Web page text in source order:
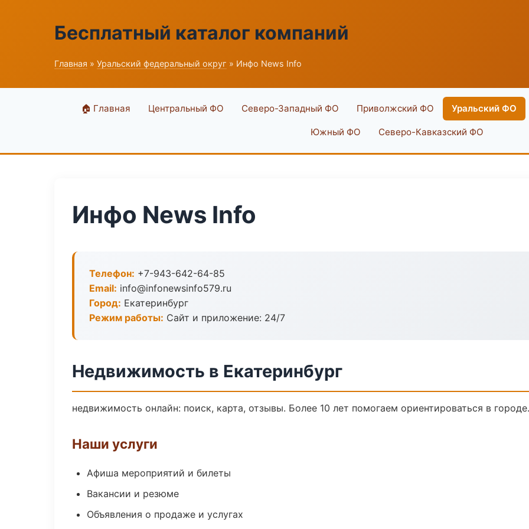
Бесплатный каталог компаний
Главная » Уральский федеральный округ » Инфо News Info
🏠 Главная Центральный ФО Северо-Западный ФО Приволжский ФО Уральский ФО
Южный ФО Северо-Кавказский ФО
Инфо News Info
Телефон: +7-943-642-64-85
Email: info@infonewsinfo579.ru
Город: Екатеринбург
Режим работы: Сайт и приложение: 24/7
Недвижимость в Екатеринбург
недвижимость онлайн: поиск, карта, отзывы. Более 10 лет помогаем ориентироваться в городе.
Наши услуги
Афиша мероприятий и билеты
Вакансии и резюме
Объявления о продаже и услугах